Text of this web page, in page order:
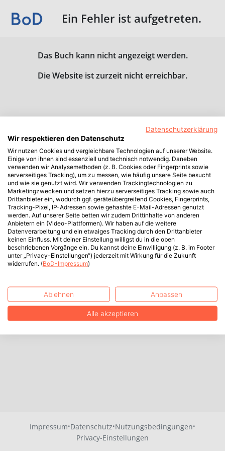
Ein Fehler ist aufgetreten.
Das Buch kann nicht angezeigt werden.
Die Website ist zurzeit nicht erreichbar.
Impressum·Datenschutz·Nutzungsbedingungen·
Privacy-Einstellungen
Datenschutzerklärung
Wir respektieren den Datenschutz
Wir nutzen Cookies und vergleichbare Technologien auf unserer Website.
Einige von ihnen sind essenziell und technisch notwendig. Daneben
verwenden wir Analysemethoden (z. B. Cookies oder Fingerprints sowie
serverseitiges Tracking), um zu messen, wie häufig unsere Seite besucht
und wie sie genutzt wird. Wir verwenden Trackingtechnologien zu
Marketingzwecken und setzen hierzu serverseitiges Tracking sowie auch
Drittanbieter ein, wodurch ggf. geräteübergreifend Cookies, Fingerprints,
Tracking-Pixel, IP-Adressen sowie gehashte E-Mail-Adressen genutzt
werden. Auf unserer Seite betten wir zudem Drittinhalte von anderen
Anbietern ein (Video-Plattformen). Wir haben auf die weitere
Datenverarbeitung und ein etwaiges Tracking durch den Drittanbieter
keinen Einfluss. Mit deiner Einstellung willigst du in die oben
beschriebenen Vorgänge ein. Du kannst deine Einwilligung (z. B. im Footer
unter „Privacy-Einstellungen“) jederzeit mit Wirkung für die Zukunft
widerrufen. (BoD-Impressum)
Ablehnen Anpassen
Alle akzeptieren